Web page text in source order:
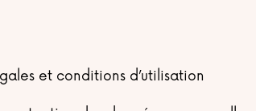
et conditions d’utilisation